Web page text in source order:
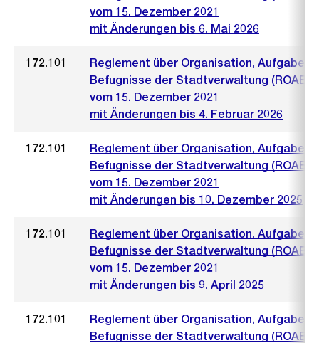
vom 15. Dezember 2021
mit Änderungen bis 6. Mai 2026
172.101
Reglement über Organisation, Aufgaben
Befugnisse der Stadtverwaltung (ROAB)
vom 15. Dezember 2021
mit Änderungen bis 4. Februar 2026
172.101
Reglement über Organisation, Aufgaben
Befugnisse der Stadtverwaltung (ROAB)
vom 15. Dezember 2021
mit Änderungen bis 10. Dezember 2025
172.101
Reglement über Organisation, Aufgaben
Befugnisse der Stadtverwaltung (ROAB)
vom 15. Dezember 2021
mit Änderungen bis 9. April 2025
172.101
Reglement über Organisation, Aufgaben
Befugnisse der Stadtverwaltung (ROAB)